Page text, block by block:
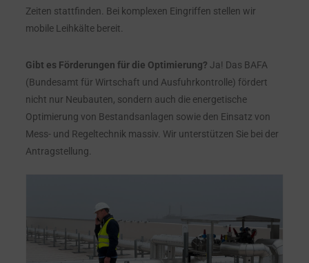
Zeiten stattfinden. Bei komplexen Eingriffen stellen wir
mobile Leihkälte bereit.
Gibt es Förderungen für die Optimierung? Ja! Das BAFA
(Bundesamt für Wirtschaft und Ausfuhrkontrolle) fördert
nicht nur Neubauten, sondern auch die energetische
Optimierung von Bestandsanlagen sowie den Einsatz von
Mess- und Regeltechnik massiv. Wir unterstützen Sie bei der
Antragstellung.